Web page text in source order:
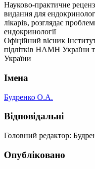
Науково-практичне
видання для
лікарів, розглядає
ендокринології
Офіційний вісник
підлітків НАМН України
України
Імена
Будренко О.А.
Відповідальні
Головний редактор:
Опубліковано